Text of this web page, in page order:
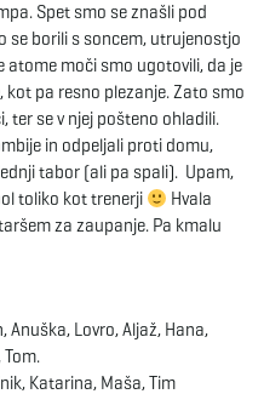
Spet smo se znašli pod
se borili s soncem, utrujenostjo
atome moči smo ugotovili, da je
pa resno plezanje. Zato smo
ter se v njej pošteno ohladili.
in odpeljali proti domu,
tabor (ali pa spali). Upam,
toliko kot trenerji
Hvala
za zaupanje. Pa kmalu
Anuška, Lovro, Aljaž, Hana,
Tom.
Katarina, Maša, Tim